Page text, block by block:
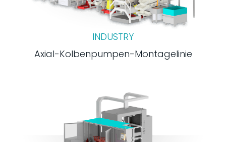
INDUSTRY
Axial-Kolbenpumpen-Montagelinie